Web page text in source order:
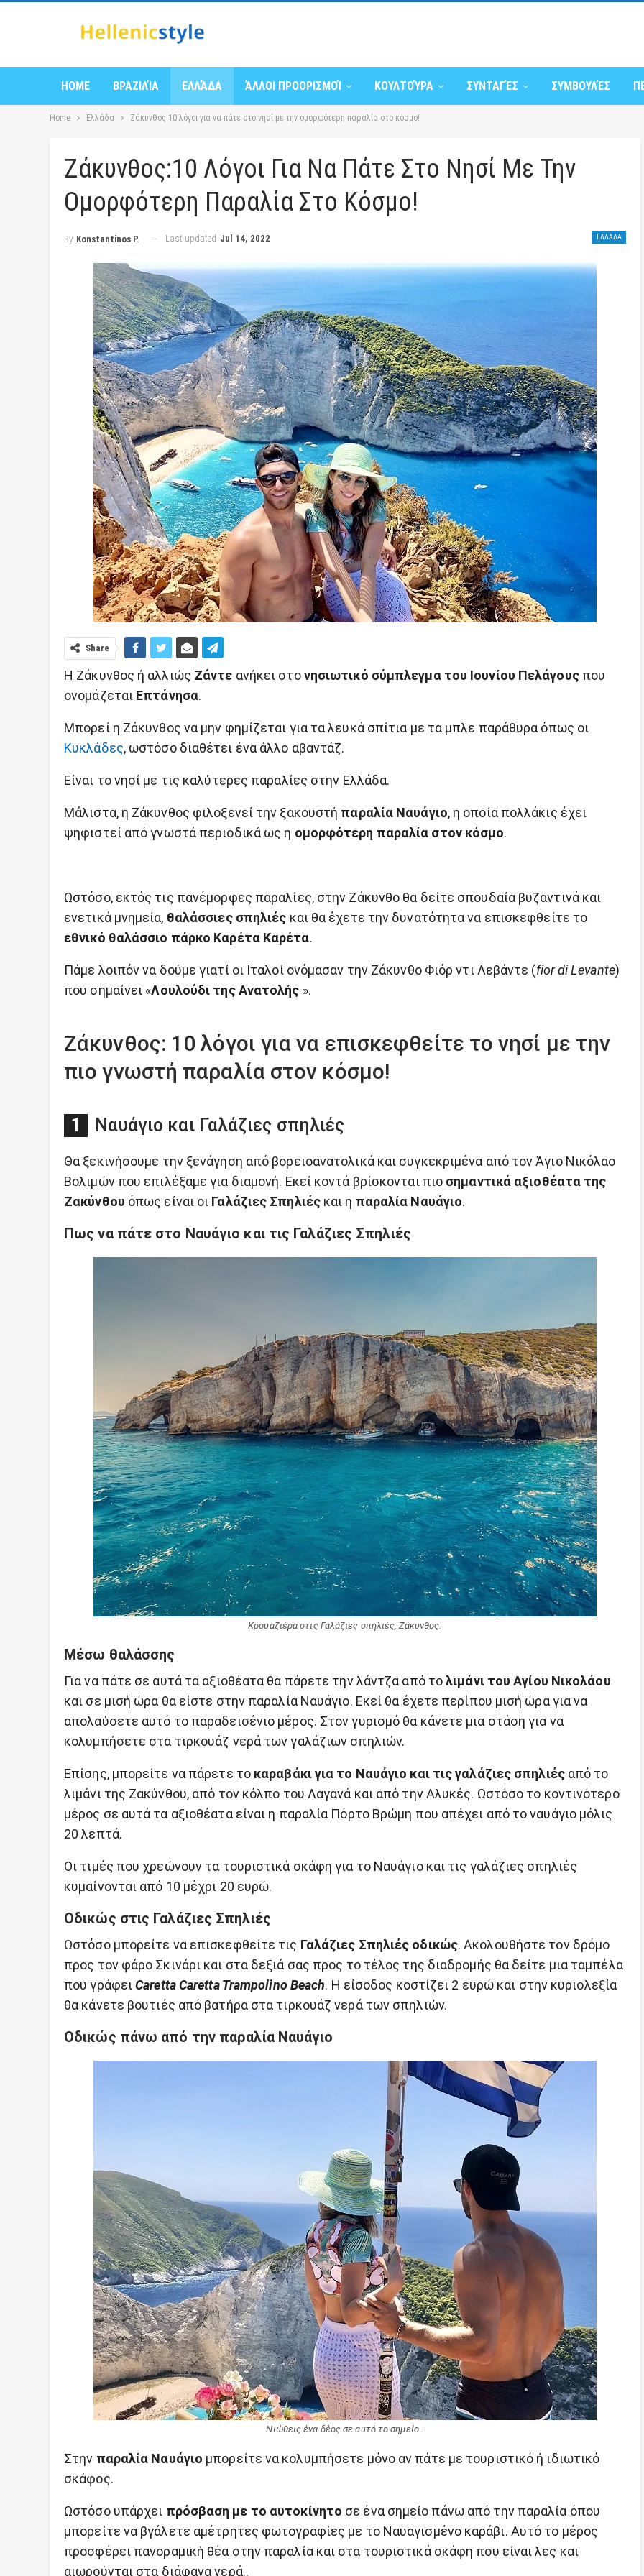
HOME ΒΡΑΖΙΛΊΑ ΕΛΛΆΔΑ ΆΛΛΟΙ ΠΡΟΟΡΙΣΜΟΊ ΚΟΥΛΤΟΎΡΑ ΣΥΝΤΑΓΈΣ ΣΥΜΒΟΥΛΈΣ
Home Ελλάδα Ζάκυνθος:10 λόγοι για να πάτε στο νησί με την ομορφότερη παραλία στο κόσμο!
Ζάκυνθος:10 Λόγοι Για Να Πάτε Στο Νησί Με Την
Ομορφότερη Παραλία Στο Κόσμο!
ΕΛΛΆΔΑ
By Konstantinos P. Last updated Jul 14, 2022
Share
Η Ζάκυνθος ή αλλιώς Ζάντε ανήκει στονησιωτικό σύμπλεγμα του Ιουνίου Πελάγουςπου
ονομάζεται Επτάνησα.
Μπορεί η Ζάκυνθος να μην φημίζεται για τα λευκά σπίτια με τα μπλε παράθυρα όπως οι
Κυκλάδες, ωστόσο διαθέτει ένα άλλο αβαντάζ.
Είναι το νησί με τις καλύτερες παραλίες στην Ελλάδα.
Μάλιστα, η Ζάκυνθος φιλοξενεί την ξακουστή παραλία Ναυάγιο, η οποία πολλάκις έχει
ψηφιστεί από γνωστά περιοδικά ως η ομορφότερη παραλία στον κόσμο.
Ωστόσο, εκτός τις πανέμορφες παραλίες, στην Ζάκυνθο θα δείτε σπουδαία βυζαντινά και
ενετικά μνημεία, θαλάσσιες σπηλιές και θα έχετε την δυνατότητα να επισκεφθείτε το
εθνικό θαλάσσιο πάρκο Καρέτα Καρέτα.
Πάμε λοιπόν να δούμε γιατί οι Ιταλοί ονόμασαν την Ζάκυνθο Φιόρ ντι Λεβάντε (fior di Levante)
που σημαίνει «Λουλούδι της Ανατολής ».
Ζάκυνθος: 10 λόγοι για να επισκεφθείτε το νησί με την
πιο γνωστή παραλία στον κόσμο!
Ναυάγιο και Γαλάζιες σπηλιές
Θα ξεκινήσουμε την ξενάγηση από βορειοανατολικά και συγκεκριμένα από τον Άγιο Νικόλαο
Βολιμών που επιλέξαμε για διαμονή. Εκεί κοντά βρίσκονται πιο σημαντικά αξιοθέατα της
Ζακύνθου όπως είναι οι Γαλάζιες Σπηλιέςκαι η παραλία Ναυάγιο.
Πως να πάτε στο Ναυάγιο και τις Γαλάζιες Σπηλιές
Κρουαζιέρα στις Γαλάζιες σπηλιές, Ζάκυνθος.
Μέσω θαλάσσης
Για να πάτε σε αυτά τα αξιοθέατα θα πάρετε την λάντζα από τολιμάνι του Αγίου Νικολάου
και σε μισή ώρα θα είστε στην παραλία Ναυάγιο. Εκεί θα έχετε περίπου μισή ώρα για να
απολαύσετε αυτό το παραδεισένιο μέρος. Στον γυρισμό θα κάνετε μια στάση για να
κολυμπήσετε στα τιρκουάζ νερά των γαλάζιων σπηλιών.
Επίσης, μπορείτε να πάρετε το καραβάκι για το Ναυάγιο και τις γαλάζιες σπηλιέςαπό το
λιμάνι της Ζακύνθου, από τον κόλπο του Λαγανά και από την Αλυκές. Ωστόσο το κοντινότερο
μέρος σε αυτά τα αξιοθέατα είναι η παραλία Πόρτο Βρώμη που απέχει από το ναυάγιο μόλις
20 λεπτά.
Οι τιμές που χρεώνουν τα τουριστικά σκάφη για το Ναυάγιο και τις γαλάζιες σπηλιές
κυμαίνονται από 10 μέχρι 20 ευρώ.
Οδικώς στις Γαλάζιες Σπηλιές
Ωστόσο μπορείτε να επισκεφθείτε τις Γαλάζιες Σπηλιές οδικώς. Ακολουθήστε τον δρόμο
προς τον φάρο Σκινάρι και στα δεξιά σας προς το τέλος της διαδρομής θα δείτε μια ταμπέλα
που γράφειCaretta Caretta Trampolino Beach. Η είσοδος κοστίζει 2 ευρώ και στην κυριολεξία
θα κάνετε βουτιές από βατήρα στα τιρκουάζ νερά των σπηλιών.
Οδικώς πάνω από την παραλία Ναυάγιο
Νιώθεις ένα δέος σε αυτό το σημείο..
Στην παραλία Ναυάγιο μπορείτε να κολυμπήσετε μόνο αν πάτε με τουριστικό ή ιδιωτικό
σκάφος.
Ωστόσο υπάρχει πρόσβαση με το αυτοκίνητο σε ένα σημείο πάνω από την παραλία όπου
μπορείτε να βγάλετε αμέτρητες φωτογραφίες με το Ναυαγισμένο καράβι. Αυτό το μέρος
προσφέρει πανοραμική θέα στην παραλία και στα τουριστικά σκάφη που είναι λες και
αιωρούνται στα διάφανα νερά..